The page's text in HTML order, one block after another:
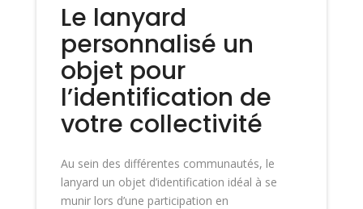
Le lanyard
personnalisé un
objet pour
l’identification de
votre collectivité
Au sein des différentes communautés, le
lanyard un objet d’identification idéal à se
munir lors d’une participation en